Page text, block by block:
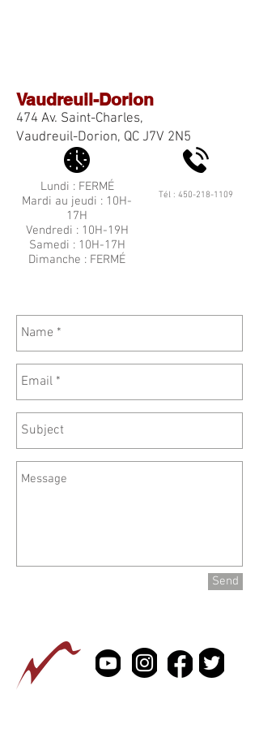
Vaudreuil-Dorion
474 Av. Saint-Charles,
Vaudreuil-Dorion, QC J7V 2N5
Lundi : FERMÉ
Mardi au jeudi : 10H-
17H
Vendredi : 10H-19H
Samedi : 10H-17H
Dimanche : FERMÉ
Tél : 450-218-1109
Send